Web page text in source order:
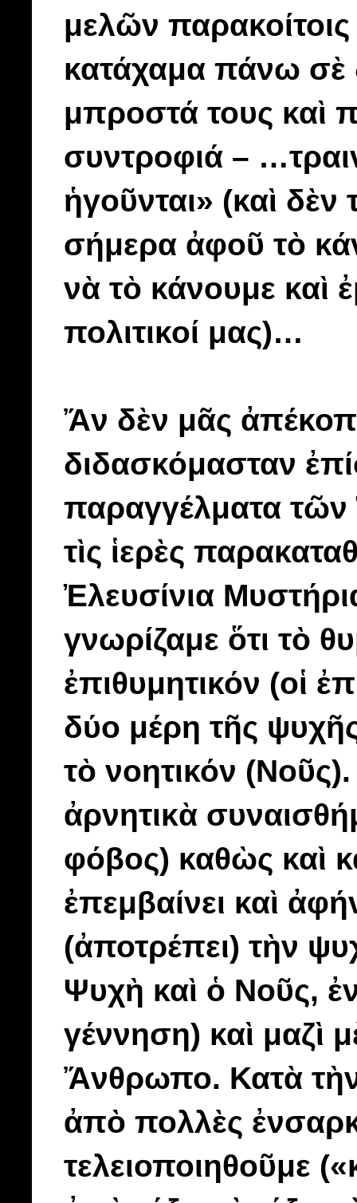
μελῶν παρακοίτοις
κατάχαμα πάνω σὲ
μπροστά τους καὶ
συντροφιά –
ἡγοῦνται» (καὶ
σήμερα ἀφοῦ τὸ
νὰ τὸ κάνουμε καὶ
πολιτικοί μας)…
Ἄν δὲν μᾶς
διδασκόμασταν
παραγγέλματα
τὶς ἱερὲς
Ἐλευσίνια
γνωρίζαμε ὅτι τὸ
ἐπιθυμητικόν (οἱ
δύο μέρη τῆς
τὸ νοητικόν
ἀρνητικὰ
φόβος) καθὼς καὶ
ἐπεμβαίνει καὶ
(ἀποτρέπει) τὴν
Ψυχὴ καὶ ὁ Νοῦς,
γέννηση) καὶ μαζὶ
Ἄνθρωπο. Κατὰ
ἀπὸ πολλὲς
τελειοποιηθοῦμε